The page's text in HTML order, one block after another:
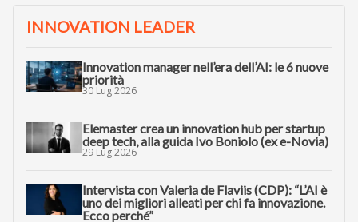
INNOVATION LEADER
Innovation manager nell’era dell’AI: le 6 nuove
priorità
30 Lug 2026
Elemaster crea un innovation hub per startup
deep tech, alla guida Ivo Boniolo (ex e-Novia)
29 Lug 2026
Intervista con Valeria de Flaviis (CDP): “L’AI è
uno dei migliori alleati per chi fa innovazione.
Ecco perché”